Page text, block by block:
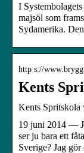
I
majsöl som
Sydamerika.
http s://
Kents
Kents Spritskola
19 juni 2014 —
ser ju bara ett
Sverige? Jag